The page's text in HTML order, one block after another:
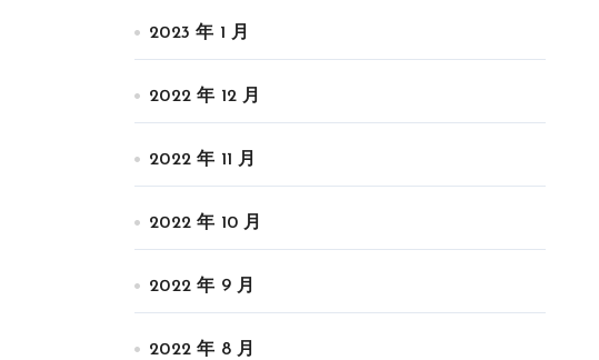
2023 年 1 月
2022 年 12 月
2022 年 11 月
2022 年 10 月
2022 年 9 月
2022 年 8 月